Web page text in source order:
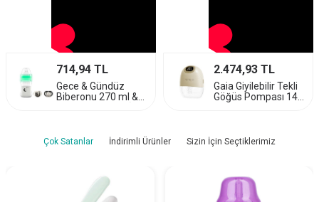
714,94 TL
Gece & Gündüz
Biberonu 270 ml &
2.474,93 TL
Gaia Giyilebilir Tekli
Göğüs Pompası 140
Çok Satanlar İndirimli Ürünler Sizin İçin Seçtiklerimiz